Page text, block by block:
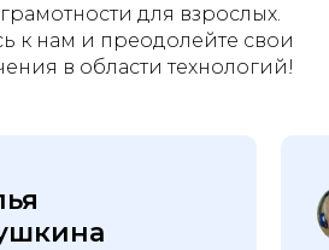
для взрослых.
к нам и преодолейте свои
в области технологий!